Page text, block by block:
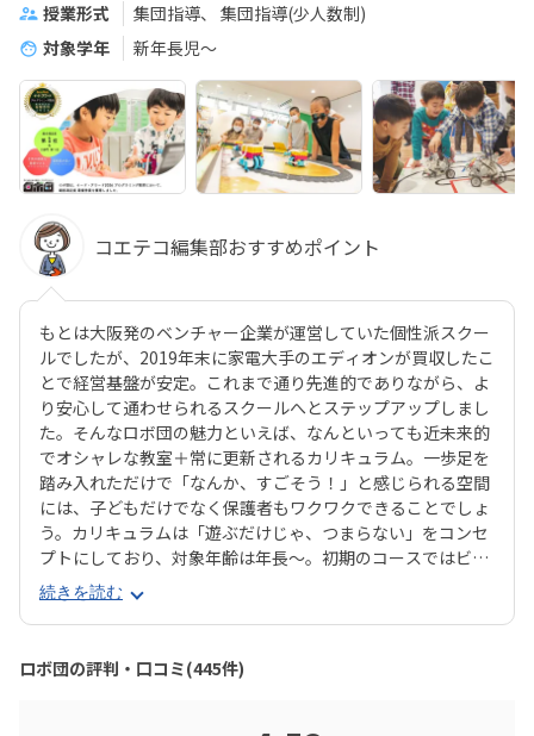
授業形式
集団指導
集団指導(少人数制)
対象学年
新年長児〜
コエテコ編集部おすすめポイント
もとは大阪発のベンチャー企業が運営していた個性派スクー
ルでしたが、2019年末に家電大手のエディオンが買収したこ
とで経営基盤が安定。これまで通り先進的でありながら、よ
り安心して通わせられるスクールへとステップアップしまし
た。そんなロボ団の魅力といえば、なんといっても近未来的
でオシャレな教室＋常に更新されるカリキュラム。一歩足を
踏み入れただけで「なんか、すごそう！」と感じられる空間
には、子どもだけでなく保護者もワクワクできることでしょ
う。カリキュラムは「遊ぶだけじゃ、つまらない」をコンセ
プトにしており、対象年齢は年長〜。初期のコースではビジ
ュアルプログラミング言語のScratch（スクラッチ）で学
び、徐々にステップアップしてPython（パイソン）へと発
展していきます。間口は広く設けながら、ロボコンへの出場
者も多数輩出している実力派スクールです。ロボットは貸し
出し制なので、教材費がかからないのも魅力。通塾するごと
続きを読む
ロボ団の評判・口コミ(445件)